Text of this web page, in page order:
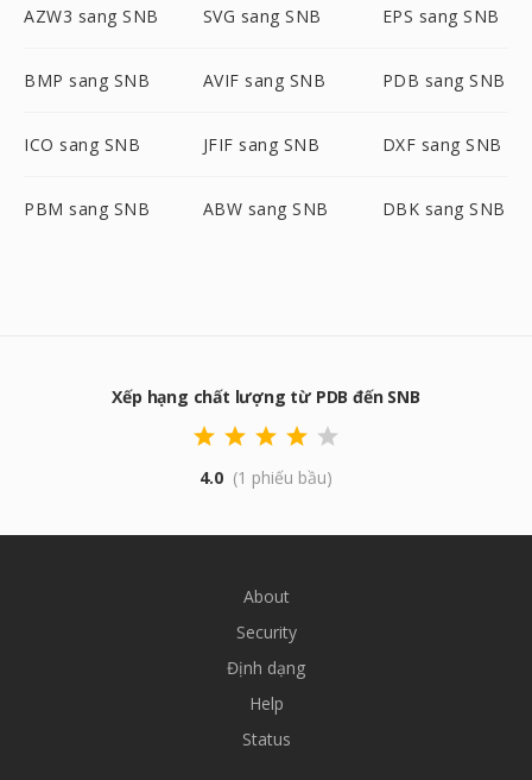
AZW3 sang SNB SVG sang SNB EPS sang SNB
BMP sang SNB AVIF sang SNB PDB sang SNB
ICO sang SNB JFIF sang SNB DXF sang SNB
PBM sang SNB ABW sang SNB DBK sang SNB
Xếp hạng chất lượng từ PDB đến SNB
4.0 (1 phiếu bầu)
About
Security
Định dạng
Help
Status